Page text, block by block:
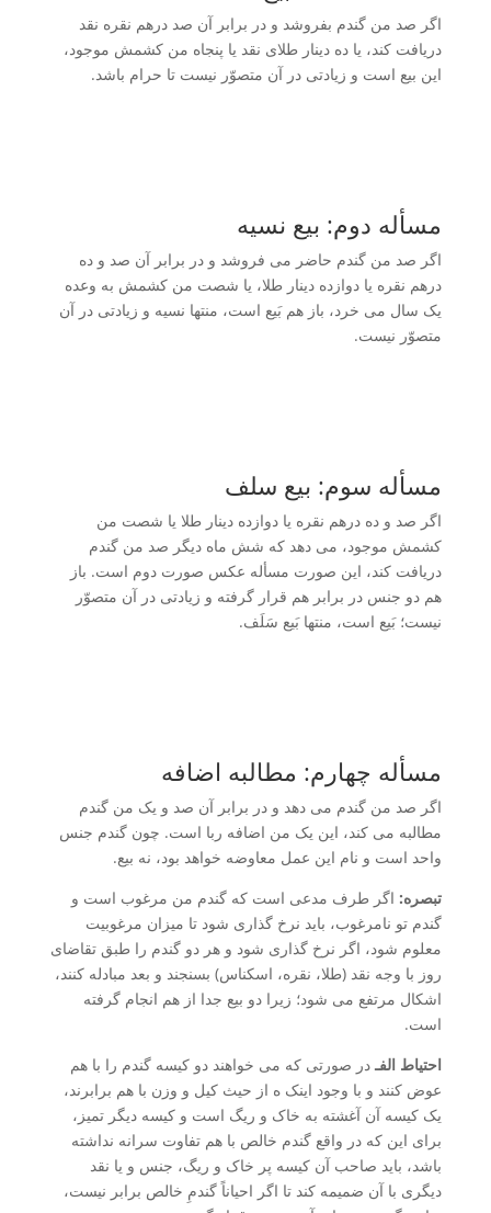
اگر صد من گندم بفروشد و در برابر آن صد درهم نقره نقد
دریافت کند، یا ده دینار طلای نقد یا پنجاه من کشمش موجود،
این بیع است و زیادتی در آن متصوّر نیست تا حرام باشد.
مسأله دوم: بیع نسیه
اگر صد من گندم حاضر می فروشد و در برابر آن صد و ده
درهم نقره یا دوازده دینار طلا، یا شصت من کشمش به وعده
یک سال می خرد، باز هم بَیع است، منتها نسیه و زیادتی در آن
متصوّر نیست.
مسأله سوم: بیع سلف
اگر صد و ده درهم نقره یا دوازده دینار طلا یا شصت من
کشمش موجود، می دهد که شش ماه دیگر صد من گندم
دریافت کند، این صورت مسأله عکس صورت دوم است. باز
هم دو جنس در برابر هم قرار گرفته و زیادتی در آن متصوّر
نیست؛ بَیع است، منتها بَیع سَلَف.
مسأله چهارم: مطالبه اضافه
اگر صد من گندم می دهد و در برابر آن صد و یک من گندم
مطالبه می کند، این یک من اضافه ربا است. چون گندم جنس
واحد است و نام این عمل معاوضه خواهد بود، نه بیع.
تبصره: اگر طرف مدعی است که گندم من مرغوب است و
گندم تو نامرغوب، باید نرخ گذاری شود تا میزان مرغوبیت
معلوم شود، اگر نرخ گذاری شود و هر دو گندم را طبق تقاضای
روز با وجه نقد (طلا، نقره، اسکناس) بسنجند و بعد مبادله کنند،
اشکال مرتفع می شود؛ زیرا دو بیع جدا از هم انجام گرفته
است.
احتیاط الفـ در صورتی که می خواهند دو کیسه گندم را با هم
عوض کنند و با وجود اینک ه از حیث کیل و وزن با هم برابرند،
یک کیسه آن آغشته به خاک و ریگ است و کیسه دیگر تمیز،
برای این که در واقع گندم خالص با هم تفاوت سرانه نداشته
باشد، باید صاحب آن کیسه پر خاک و ریگ، جنس و یا نقد
دیگری با آن ضمیمه کند تا اگر احیاناً گندمِ خالص برابر نیست،